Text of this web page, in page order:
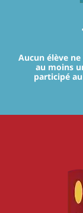
Aucun élève
au moins
participé